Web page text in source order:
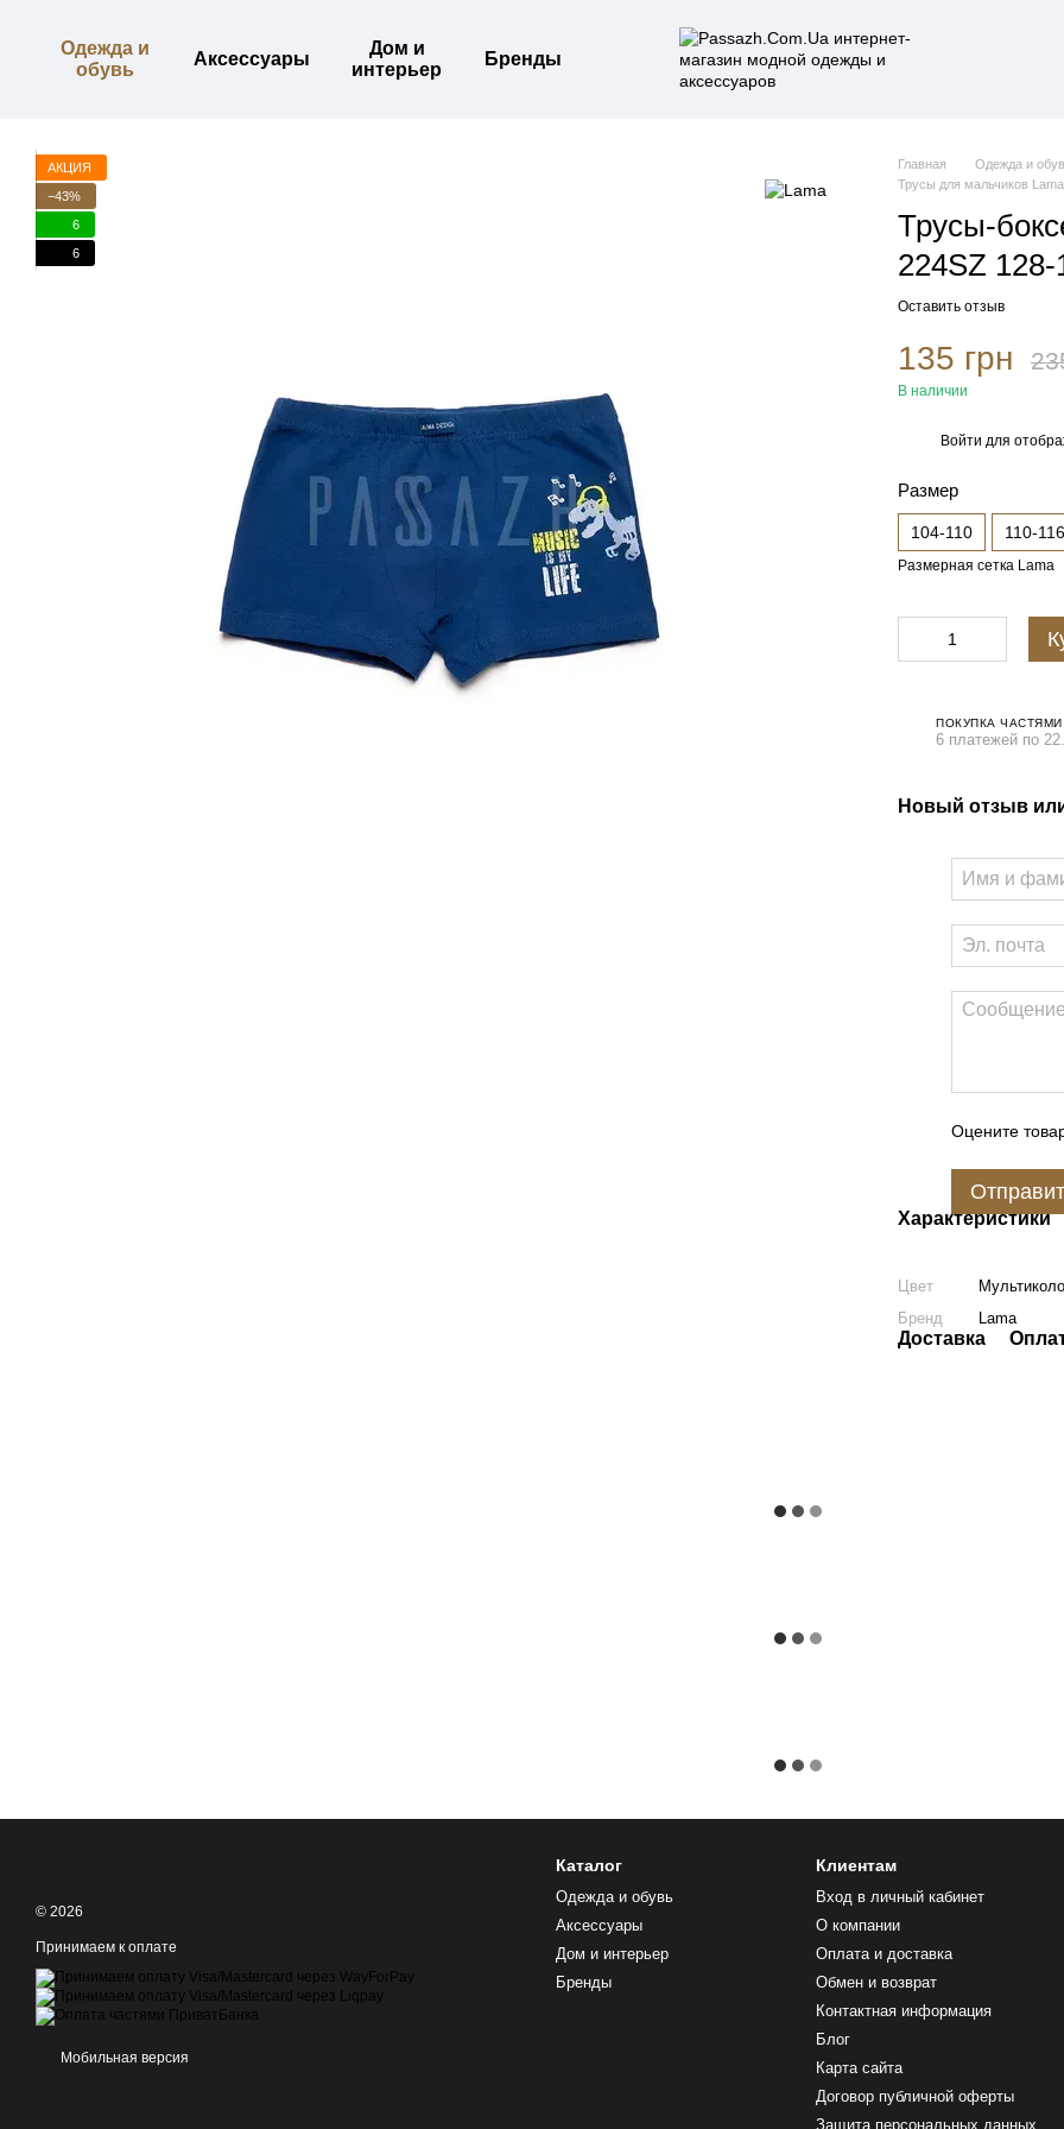
Одежда и
обувь
Аксессуары
Дом и
интерьер
Бренды
АКЦИЯ
−43%
6
6
Главная Одежда и
Трусы для мальчиков Lama
Трусы-
224SZ 128-
Оставить отзыв
135 грн
В наличии
Войти для
Размер
104-110 110-116
Размерная сетка Lama
ПОКУПКА ЧАСТЯМИ
6 платежей по
Новый отзыв
Оцените
Характеристики
Цвет
Бренд
Lama
Доставка
© 2026
Принимаем к оплате
Мобильная версия
Каталог
Одежда и обувь
Аксессуары
Дом и интерьер
Бренды
Клиентам
Вход в личный кабинет
О компании
Оплата и доставка
Обмен и возврат
Контактная информация
Блог
Карта сайта
Договор публичной оферты
Защита персональных данных